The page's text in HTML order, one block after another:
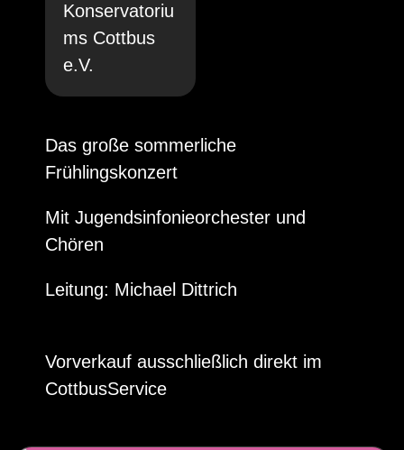
Konservatoriu
ms Cottbus
e.V.
Das große sommerliche
Frühlingskonzert
Mit Jugendsinfonieorchester und
Chören
Leitung: Michael Dittrich
Vorverkauf ausschließlich direkt im
CottbusService